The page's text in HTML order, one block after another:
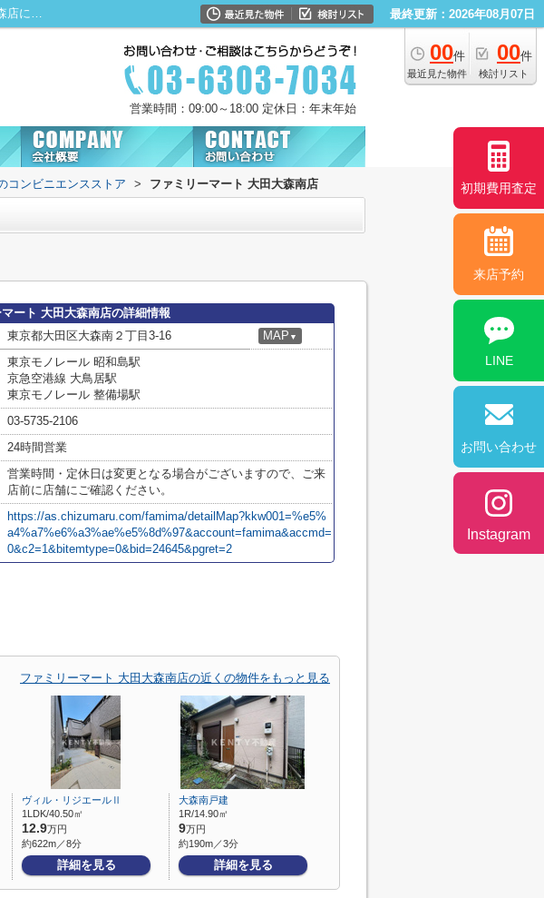
ファミリーマート 大田大森南店情報ページ｜大森エリアの不動産｜株式会社KENTY不動産大森店にお任せ！ 最終更新：2026年08月07日
00件
最近見た物件
00件
検討リスト
営業時間：09:00～18:00 定休日：年末年始
コンビニエンスストア > ファミリーマート 大田大森南店
ート 大田大森南店の詳細情報
東京都大田区大森南２丁目3-16 MAP ▼
東京モノレール 昭和島駅
京急空港線 大鳥居駅
東京モノレール 整備場駅
03-5735-2106
24時間営業
営業時間・定休日は変更となる場合がございますので、ご来
店前に店舗にご確認ください。
https://as.chizumaru.com/famima/detailMap?kkw001=%e5%
a4%a7%e6%a3%ae%e5%8d%97&account=famima&accmd=
0&c2=1&bitemtype=0&bid=24645&pgret=2
ファミリーマート 大田大森南店の近くの物件をもっと見る
ヴィル・リジエールⅡ
1LDK/40.50㎡
12.9万円
約622m／8分
詳細を見る
大森南戸建
1R/14.90㎡
9万円
約190m／3分
詳細を見る
初期費用査定
来店予約
LINE
お問い合わせ
Instagram